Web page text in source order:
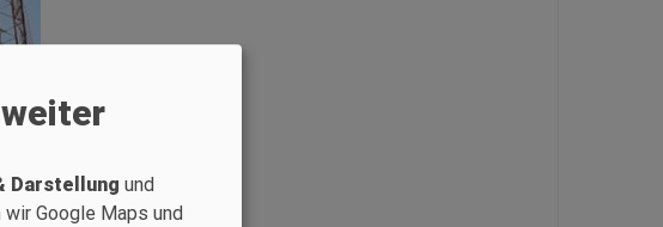
Darstellung und
Google Maps und